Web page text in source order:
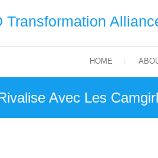
Transformation
HOME
Avec Les